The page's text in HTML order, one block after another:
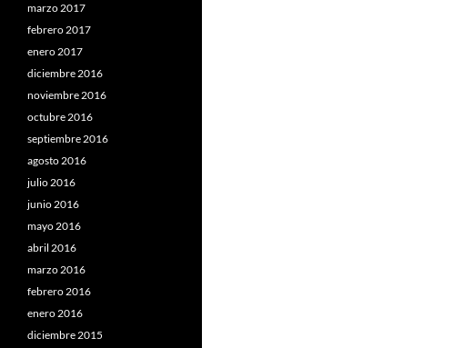
marzo 2017
febrero 2017
enero 2017
diciembre 2016
noviembre 2016
octubre 2016
septiembre 2016
agosto 2016
julio 2016
junio 2016
mayo 2016
abril 2016
marzo 2016
febrero 2016
enero 2016
diciembre 2015